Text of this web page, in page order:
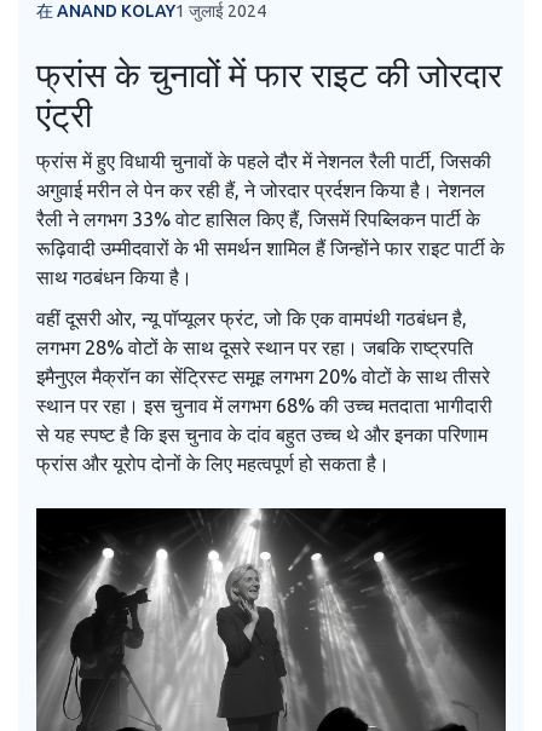
在 ANAND KOLAY1 जुलाई 2024
फ्रांस के चुनावों में फार राइट की जोरदार
एंट्री
फ्रांस में हुए विधायी चुनावों के पहले दौर में नेशनल रैली पार्टी, जिसकी
अगुवाई मरीन ले पेन कर रही हैं, ने जोरदार प्रर्दशन किया है। नेशनल
रैली ने लगभग 33% वोट हासिल किए हैं, जिसमें रिपब्लिकन पार्टी के
रूढ़िवादी उम्मीदवारों के भी समर्थन शामिल हैं जिन्होंने फार राइट पार्टी के
साथ गठबंधन किया है।
वहीं दूसरी ओर, न्यू पॉप्यूलर फ्रंट, जो कि एक वामपंथी गठबंधन है,
लगभग 28% वोटों के साथ दूसरे स्थान पर रहा। जबकि राष्ट्रपति
इमैनुएल मैक्रॉन का सेंट्रिस्ट समूह लगभग 20% वोटों के साथ तीसरे
स्थान पर रहा। इस चुनाव में लगभग 68% की उच्च मतदाता भागीदारी
से यह स्पष्ट है कि इस चुनाव के दांव बहुत उच्च थे और इनका परिणाम
फ्रांस और यूरोप दोनों के लिए महत्वपूर्ण हो सकता है।